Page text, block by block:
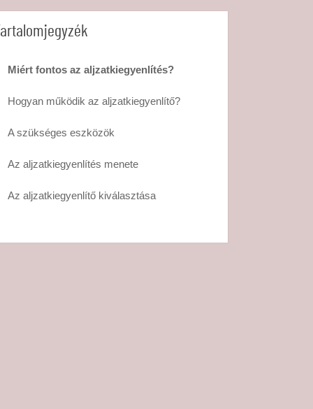
Tartalomjegyzék
Miért fontos az aljzatkiegyenlítés?
Hogyan működik az aljzatkiegyenlítő?
A szükséges eszközök
Az aljzatkiegyenlítés menete
Az aljzatkiegyenlítő kiválasztása